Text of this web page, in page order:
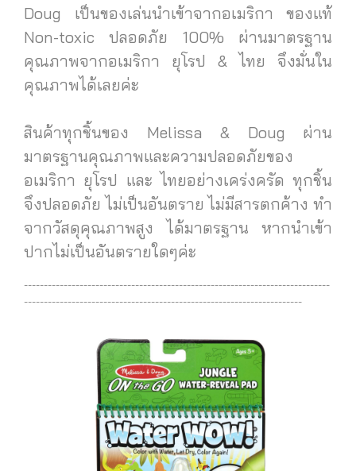
Doug เป็นของเล่นนำเข้าจากอเมริกา ของแท้
Non-toxic ปลอดภัย 100% ผ่านมาตรฐาน
คุณภาพจากอเมริกา ยุโรป & ไทย จึงมั่นใน
คุณภาพได้เลยค่ะ
สินค้าทุกชิ้นของ Melissa & Doug ผ่าน
มาตรฐานคุณภาพและความปลอดภัยของ
อเมริกา ยุโรป และ ไทยอย่างเคร่งครัด ทุกชิ้น
จึงปลอดภัย ไม่เป็นอันตราย ไม่มีสารตกค้าง ทำ
จากวัสดุคุณภาพสูง ได้มาตรฐาน หากนำเข้า
ปากไม่เป็นอันตรายใดๆค่ะ
-----------------------------------------------------------------------------
----------------------------------------------------------------------